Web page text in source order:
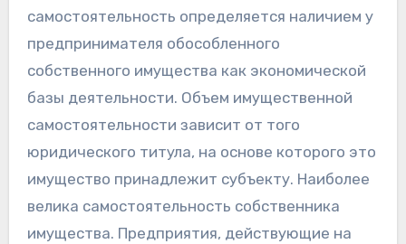
самостоятельность определяется наличием у
предпринимателя обособленного
собственного имущества как экономической
базы деятельности. Объем имущественной
самостоятельности зависит от того
юридического титула, на основе которого это
имущество принадлежит субъекту. Наиболее
велика самостоятельность собственника
имущества. Предприятия, действующие на